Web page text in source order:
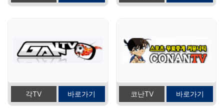
각TV 바로가기 코난TV 바로가기